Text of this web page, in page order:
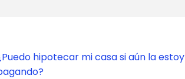
hipotecar mi casa si aún la estoy